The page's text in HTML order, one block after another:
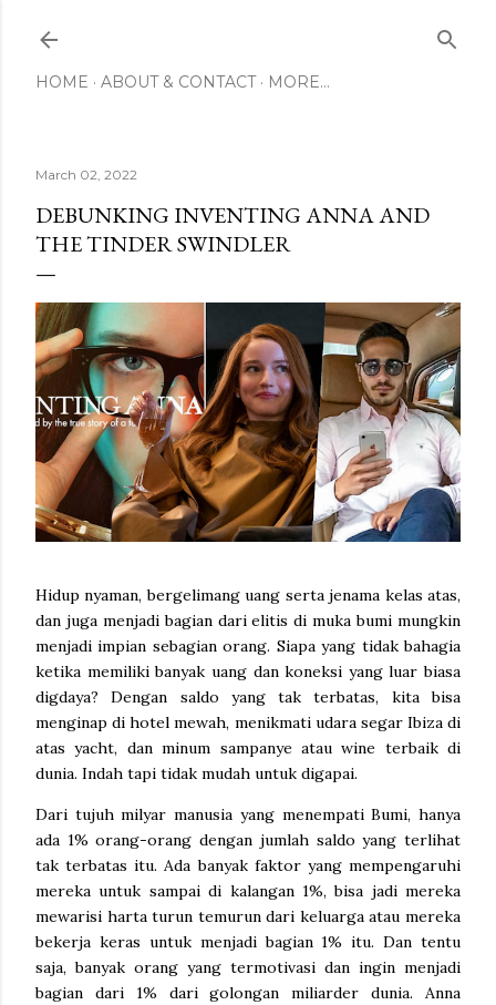
HOME ABOUT & CONTACT MORE…
March 02, 2022
DEBUNKING INVENTING ANNA AND
THE TINDER SWINDLER
Hidup nyaman, bergelimang uang serta jenama kelas atas,
dan juga menjadi bagian dari elitis di muka bumi mungkin
menjadi impian sebagian orang. Siapa yang tidak bahagia
ketika memiliki banyak uang dan koneksi yang luar biasa
digdaya? Dengan saldo yang tak terbatas, kita bisa
menginap di hotel mewah, menikmati udara segar Ibiza di
atas yacht, dan minum sampanye atau wine terbaik di
dunia. Indah tapi tidak mudah untuk digapai.
Dari tujuh milyar manusia yang menempati Bumi, hanya
ada 1% orang-orang dengan jumlah saldo yang terlihat
tak terbatas itu. Ada banyak faktor yang mempengaruhi
mereka untuk sampai di kalangan 1%, bisa jadi mereka
mewarisi harta turun temurun dari keluarga atau mereka
bekerja keras untuk menjadi bagian 1% itu. Dan tentu
saja, banyak orang yang termotivasi dan ingin menjadi
bagian dari 1% dari golongan miliarder dunia. Anna